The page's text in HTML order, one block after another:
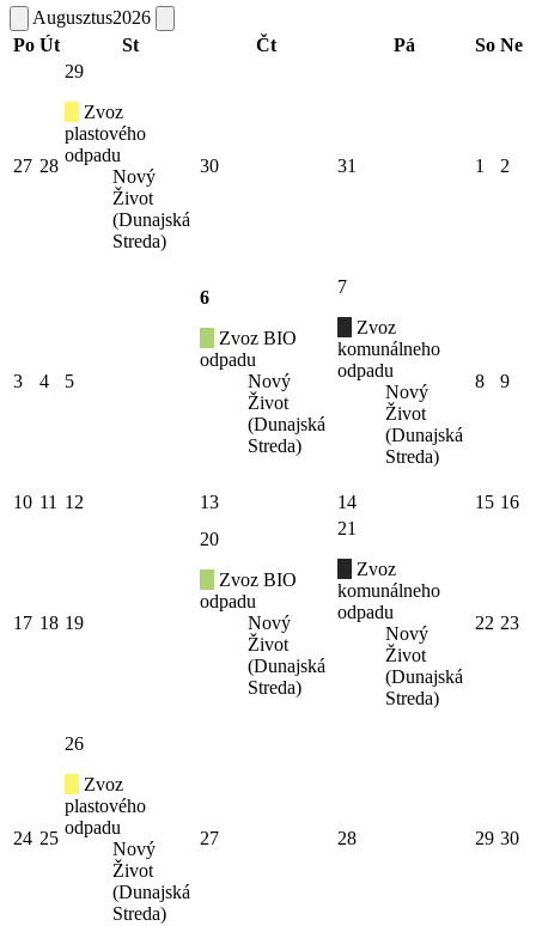
Augusztus2026
Po Út St Čt Pá So Ne
27 28
29
Zvoz
plastového
odpadu
Nový
Život
(Dunajská
Streda)
30 31 1 2
3 4 5
6
Zvoz BIO
odpadu
Nový
Život
(Dunajská
Streda)
7
Zvoz
komunálneho
odpadu
Nový
Život
(Dunajská
Streda)
8 9
10 11 12 13 14 15 16
17 18 19
20
Zvoz BIO
odpadu
Nový
Život
(Dunajská
Streda)
21
Zvoz
komunálneho
odpadu
Nový
Život
(Dunajská
Streda)
22 23
24 25
26
Zvoz
plastového
odpadu
Nový
Život
(Dunajská
Streda)
27 28 29 30